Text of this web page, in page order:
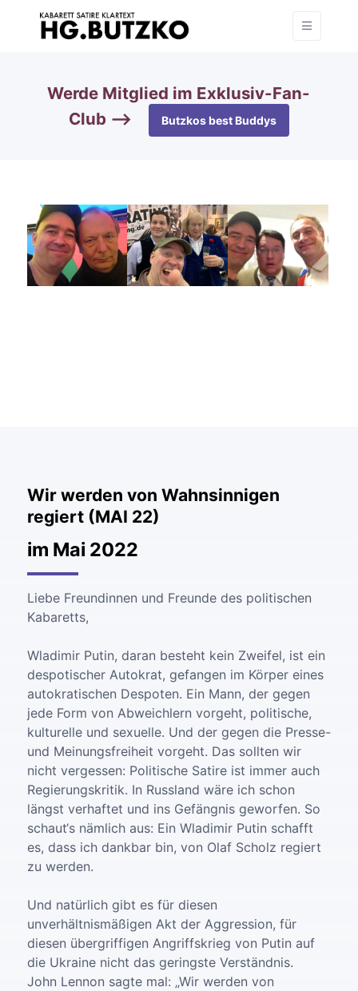
Werde Mitglied im Exklusiv-Fan-
Club —>
Butzkos best Buddys
Wir werden von Wahnsinnigen
regiert (MAI 22)
im Mai 2022
Liebe Freundinnen und Freunde des politischen
Kabaretts,
Wladimir Putin, daran besteht kein Zweifel, ist ein
despotischer Autokrat, gefangen im Körper eines
autokratischen Despoten. Ein Mann, der gegen
jede Form von Abweichlern vorgeht, politische,
kulturelle und sexuelle. Und der gegen die Presse-
und Meinungsfreiheit vorgeht. Das sollten wir
nicht vergessen: Politische Satire ist immer auch
Regierungskritik. In Russland wäre ich schon
längst verhaftet und ins Gefängnis geworfen. So
schaut‘s nämlich aus: Ein Wladimir Putin schafft
es, dass ich dankbar bin, von Olaf Scholz regiert
zu werden.
Und natürlich gibt es für diesen
unverhältnismäßigen Akt der Aggression, für
diesen übergriffigen Angriffskrieg von Putin auf
die Ukraine nicht das geringste Verständnis.
John Lennon sagte mal: „Wir werden von